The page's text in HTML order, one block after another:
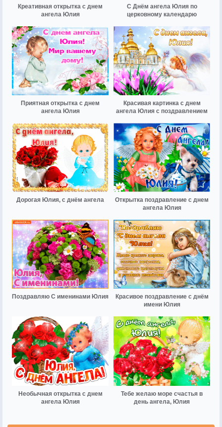
Креативная открытка с днем
ангела Юлия
С Днём ангела Юлия по
церковному календарю
Приятная открытка с днем
ангела Юлия
Красивая картинка с днем
ангела Юлия с поздравлением
Дорогая Юлия, с днём ангела
Открытка поздравление с днем
ангела Юлия
Поздравляю С именинами Юлия
Красивое поздравление с днём
имени Юлия
Необычная открытка с днем
ангела Юлия
Тебе желаю море счастья в
день ангела, Юлия